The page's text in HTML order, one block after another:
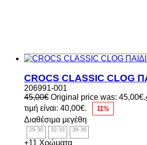
CROCS CLASSIC CLOG
206991-001
45,00€ Original price was: 45,00€.
τιμή είναι: 40,00€.
11%
Διαθέσιμα μεγέθη
29-30 32-33 38-39
+11 Χρώματα